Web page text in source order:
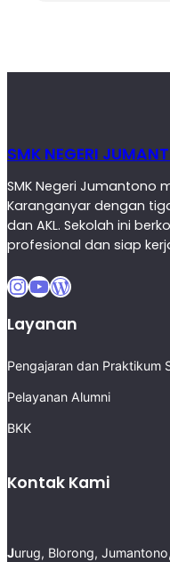
SMK NEGERI
SMK Negeri Jumantono
Karanganyar dengan
dan AKL. Sekolah ini
profesional dan siap
InstagramYouTube WordPress
Layanan
Pengajaran dan Praktikum
Pelayanan Alumni
BKK
Kontak Kami
Jurug, Blorong,